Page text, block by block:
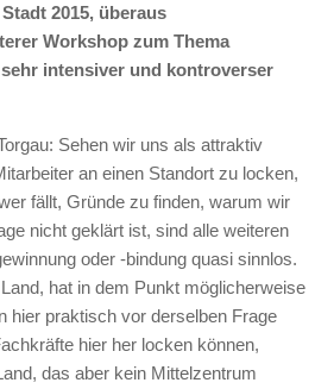
2015, überaus
Workshop zum Thema
intensiver und kontroverser
Sehen wir uns als attraktiv
an einen Standort zu locken,
fällt, Gründe zu finden, warum wir
nicht geklärt ist, sind alle weiteren
oder -bindung quasi sinnlos.
hat in dem Punkt möglicherweise
hier praktisch vor derselben Frage
hier her locken können,
das aber kein Mittelzentrum